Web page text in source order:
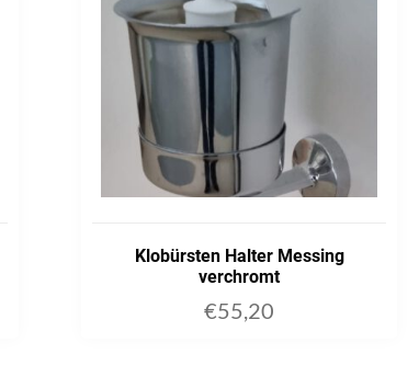
Klobürsten Halter Messing
verchromt
€55,20